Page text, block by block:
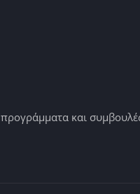
προγράμματα και